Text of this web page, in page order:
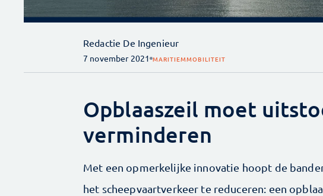
Redactie De Ingenieur
7 november 2021 MARITIEMMOBILITEIT
Opblaaszeil moet
verminderen
Met een opmerkelijke innovatie hoopt de
het scheepvaartverkeer te reduceren: een